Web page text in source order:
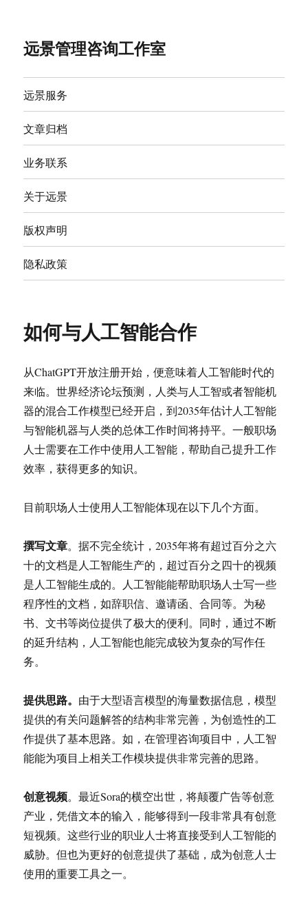
远景管理咨询工作室
远景服务
文章归档
业务联系
关于远景
版权声明
隐私政策
如何与人工智能合作
从ChatGPT开放注册开始，便意味着人工智能时代的
来临。世界经济论坛预测，人类与人工智或者智能机
器的混合工作模型已经开启，到2035年估计人工智能
与智能机器与人类的总体工作时间将持平。一般职场
人士需要在工作中使用人工智能，帮助自己提升工作
效率，获得更多的知识。
目前职场人士使用人工智能体现在以下几个方面。
撰写文章。据不完全统计，2035年将有超过百分之六
十的文档是人工智能生产的，超过百分之四十的视频
是人工智能生成的。人工智能能帮助职场人士写一些
程序性的文档，如辞职信、邀请函、合同等。为秘
书、文书等岗位提供了极大的便利。同时，通过不断
的延升结构，人工智能也能完成较为复杂的写作任
务。
提供思路。 由于大型语言模型的海量数据信息，模型
提供的有关问题解答的结构非常完善，为创造性的工
作提供了基本思路。如，在管理咨询项目中，人工智
能能为项目上相关工作模块提供非常完善的思路。
创意视频。最近Sora的横空出世，将颠覆广告等创意
产业，凭借文本的输入，能够得到一段非常具有创意
短视频。这些行业的职业人士将直接受到人工智能的
威胁。但也为更好的创意提供了基础，成为创意人士
使用的重要工具之一。